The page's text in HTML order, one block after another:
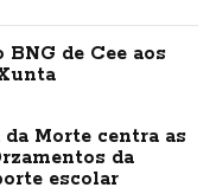
de Cee aos
da Morte centra as
da
escolar